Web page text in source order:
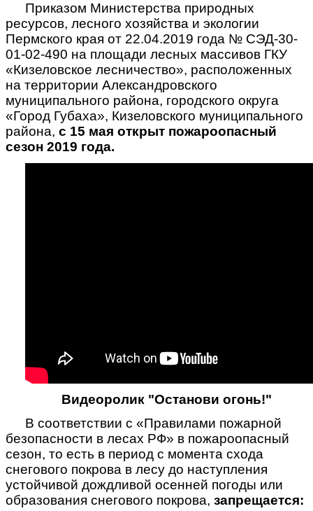
Приказом Министерства природных
ресурсов, лесного хозяйства и экологии
Пермского края от 22.04.2019 года № СЭД-30-
01-02-490 на площади лесных массивов ГКУ
«Кизеловское лесничество», расположенных
на территории Александровского
муниципального района, городского округа
«Город Губаха», Кизеловского муниципального
района, с 15 мая открыт пожароопасный
сезон 2019 года.
Видеоролик "Останови огонь!"
В соответствии с «Правилами пожарной
безопасности в лесах РФ» в пожароопасный
сезон, то есть в период с момента схода
снегового покрова в лесу до наступления
устойчивой дождливой осенней погоды или
образования снегового покрова, запрещается: